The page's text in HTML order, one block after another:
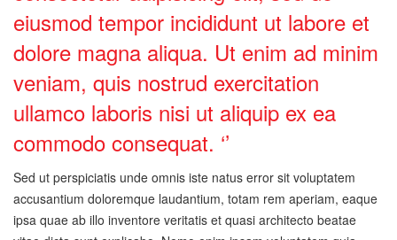
eiusmod tempor incididunt ut labore et
dolore magna aliqua. Ut enim ad minim
veniam, quis nostrud exercitation
ullamco laboris nisi ut aliquip ex ea
commodo consequat. ‘’
Sed ut perspiciatis unde omnis iste natus error sit voluptatem
accusantium doloremque laudantium, totam rem aperiam, eaque
ipsa quae ab illo inventore veritatis et quasi architecto beatae